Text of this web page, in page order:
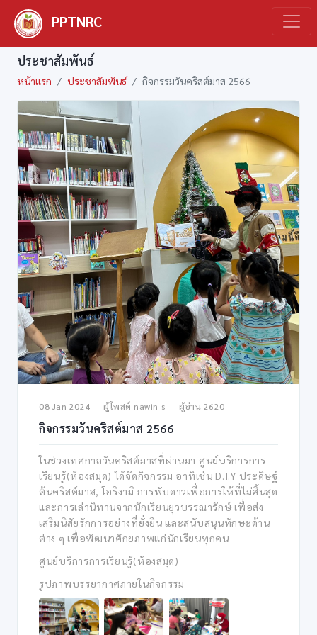
PPTNRC
ประชาสัมพันธ์
หน้าแรก ประชาสัมพันธ์ กิจกรรมวันคริสต์มาส 2566
08 Jan 2024 ผู้โพสต์ nawin_s ผู้อ่าน 2620
กิจกรรมวันคริสต์มาส 2566
ในช่วงเทศกาลวันคริสต์มาสที่ผ่านมา ศูนย์บริการการ
เรียนรู้(ห้องสมุด) ได้จัดกิจกรรม อาทิเช่น D.I.Y ประดิษฐ์
ต้นคริสต์มาส, โอริงามิ การพับดาวเพื่อการให้ที่ไม่สิ้นสุด
และการเล่านิทานจากนักเรียนยุวบรรณารักษ์ เพื่อส่ง
เสริมนิสัยรักการอย่างที่ยั่งยืน และสนับสนุนทักษะด้าน
ต่าง ๆ เพื่อพัฒนาศักยภาพแก่นักเรียนทุกคน
ศูนย์บริการการเรียนรู้(ห้องสมุด)
รูปภาพบรรยากาศภายในกิจกรรม